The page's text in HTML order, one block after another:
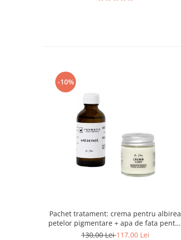
-10%
Pachet tratament: crema pentru albirea
petelor pigmentare + apa de fata pentru
ten patat
130,00 Lei117,00 Lei